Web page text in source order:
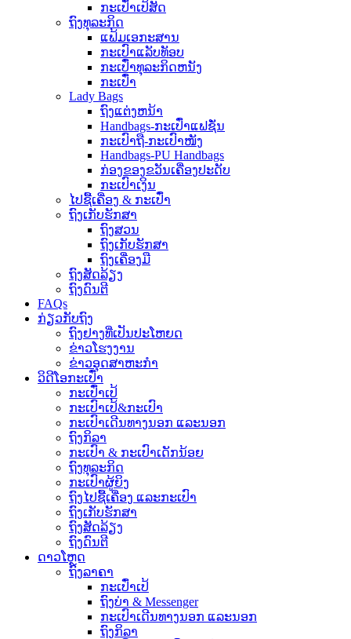
ກະເປົ໋າເປ້ສັດ
ຖົງທຸລະກິດ
ແຟ້ມເອກະສານ
ກະເປົາແລັບທັອບ
ກະເປົ໋າທຸລະກິດຫນັງ
ກະເປົ໋າ
Lady Bags
ຖົງແຕ່ງຫນ້າ
Handbags-ກະເປົ໋າແຟຊັ່ນ
ກະເປົາຖື-ກະເປົາໜັງ
Handbags-PU Handbags
ກ່ອງຂອງຂວັນເຄື່ອງປະດັບ
ກະເປົາເງິນ
ໄປຊື້ເຄື່ອງ & ກະເປົ໋າ
ຖົງເກັບຮັກສາ
ຖົງສວນ
ຖົງເກັບຮັກສາ
ຖົງເຄື່ອງມື
ຖົງສັດລ້ຽງ
ຖົງດົນຕີ
FAQs
ກ່ຽວກັບຖົງ
ຖົງຢາງທີ່ເປັນປະໂຫຍດ
ຂ່າວໂຮງງານ
ຂ່າວອຸດສາຫະກໍາ
ວິດີໂອກະເປົ໋າ
ກະເປົ໋າເປ້
ກະເປົາເປ້&ກະເປົາ
ກະເປົາເດີນທາງນອກ ແລະນອກ
ຖົງກິລາ
ກະເປົາ & ກະເປົາເດັກນ້ອຍ
ຖົງທຸລະກິດ
ກະເປົາຜູ້ຍິງ
ຖົງໄປຊື້ເຄື່ອງ ແລະກະເປົາ
ຖົງເກັບຮັກສາ
ຖົງສັດລ້ຽງ
ຖົງດົນຕີ
ດາວໂຫຼດ
ຖົງລາຄາ
ກະເປົ໋າເປ້
ຖົງບ່າ & Messenger
ກະເປົາເດີນທາງນອກ ແລະນອກ
ຖົງກິລາ